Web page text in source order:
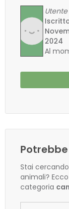
2024
Al
Stai
animali?
categoria